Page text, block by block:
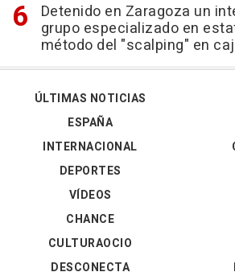
Detenido en Zaragoza un
grupo especializado en
método del "scalping" en
ÚLTIMAS NOTICIAS
ESPAÑA
INTERNACIONAL
DEPORTES
VÍDEOS
CHANCE
CULTURAOCIO
DESCONECTA